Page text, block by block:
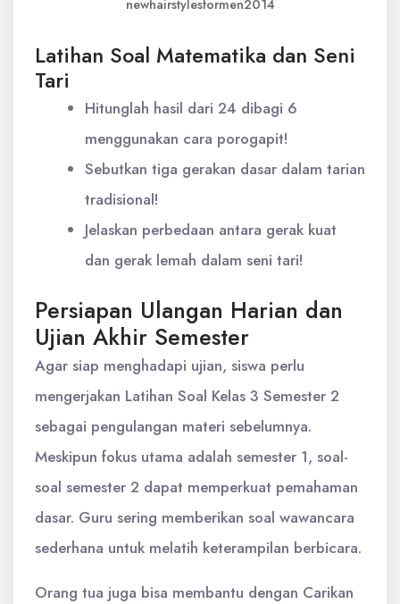
newhairstylesformen2014
Latihan Soal Matematika dan Seni
Tari
Hitunglah hasil dari 24 dibagi 6
menggunakan cara porogapit!
Sebutkan tiga gerakan dasar dalam tarian
tradisional!
Jelaskan perbedaan antara gerak kuat
dan gerak lemah dalam seni tari!
Persiapan Ulangan Harian dan
Ujian Akhir Semester
Agar siap menghadapi ujian, siswa perlu
mengerjakan Latihan Soal Kelas 3 Semester 2
sebagai pengulangan materi sebelumnya.
Meskipun fokus utama adalah semester 1, soal-
soal semester 2 dapat memperkuat pemahaman
dasar. Guru sering memberikan soal wawancara
sederhana untuk melatih keterampilan berbicara.
Orang tua juga bisa membantu dengan Carikan